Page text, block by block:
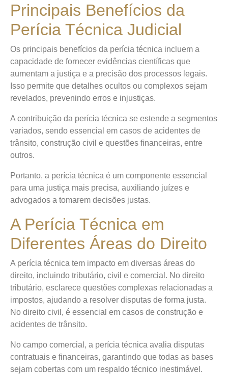
Principais Benefícios da
Perícia Técnica Judicial
Os principais benefícios da perícia técnica incluem a
capacidade de fornecer evidências científicas que
aumentam a justiça e a precisão dos processos legais.
Isso permite que detalhes ocultos ou complexos sejam
revelados, prevenindo erros e injustiças.
A contribuição da perícia técnica se estende a segmentos
variados, sendo essencial em casos de acidentes de
trânsito, construção civil e questões financeiras, entre
outros.
Portanto, a perícia técnica é um componente essencial
para uma justiça mais precisa, auxiliando juízes e
advogados a tomarem decisões justas.
A Perícia Técnica em
Diferentes Áreas do Direito
A perícia técnica tem impacto em diversas áreas do
direito, incluindo tributário, civil e comercial. No direito
tributário, esclarece questões complexas relacionadas a
impostos, ajudando a resolver disputas de forma justa.
No direito civil, é essencial em casos de construção e
acidentes de trânsito.
No campo comercial, a perícia técnica avalia disputas
contratuais e financeiras, garantindo que todas as bases
sejam cobertas com um respaldo técnico inestimável.